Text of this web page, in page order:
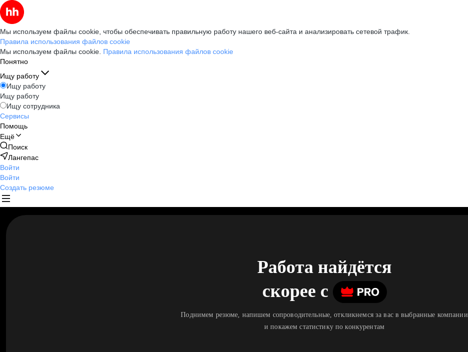
Мы используем файлы cookie, чтобы обеспечивать правильную работу нашего веб-сайта и анализировать сетевой трафик.
Правила использования файлов cookie
Мы используем файлы cookie. Правила использования файлов cookie
Понятно
Ищу работу
Ищу работу
Ищу работу
Ищу сотрудника
Сервисы
Помощь
Ещё
Поиск
Лангепас
Войти
Войти
Создать резюме
Работа найдётся
скорее c
Поднимем резюме, напишем сопроводительные, откликнемся за вас в выбранные компании
и покажем статистику по конкурентам